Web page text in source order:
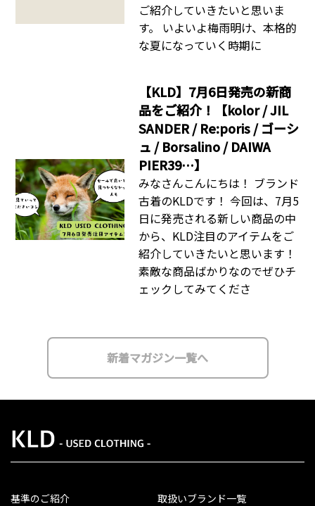
ご紹介していきたいと思いま
す。 いよいよ梅雨明け、本格的
な夏になっていく時期に
【KLD】7月6日発売の新商
品をご紹介！【kolor / JIL
SANDER / Re:poris / ゴーシ
ュ / Borsalino / DAIWA
PIER39…】
みなさんこんにちは！ ブランド
古着のKLDです！ 今回は、7月5
日に発売される新しい商品の中
から、KLD注目のアイテムをご
紹介していきたいと思います！
素敵な商品ばかりなのでぜひチ
ェックしてみてくださ
新着マガジン一覧へ
基準のご紹介
取扱いブランド一覧